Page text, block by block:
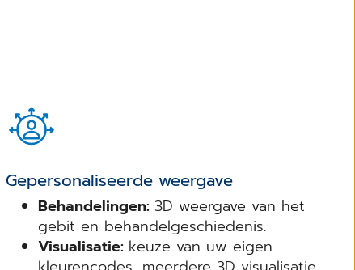
Gepersonaliseerde weergave
Behandelingen: 3D weergave van het
gebit en behandelgeschiedenis.
Visualisatie: keuze van uw eigen